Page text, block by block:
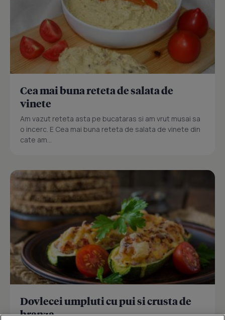
Cea mai buna reteta de salata de
vinete
Am vazut reteta asta pe bucataras si am vrut musai sa
o incerc. E Cea mai buna reteta de salata de vinete din
cate am...
Dovlecei umpluti cu pui si crusta de
branza